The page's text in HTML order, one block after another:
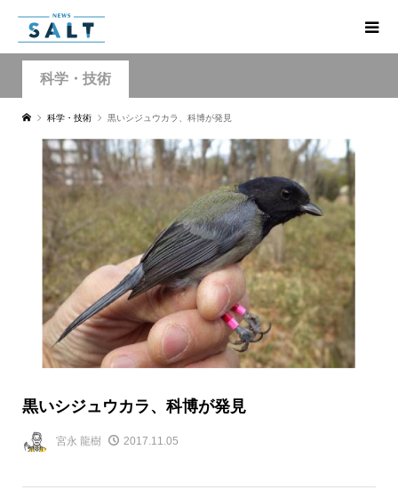
科学・技術
科学・技術 黒いシジュウカラ、科博が発見
黒いシジュウカラ、科博が発見
宮永 龍樹 2017.11.05